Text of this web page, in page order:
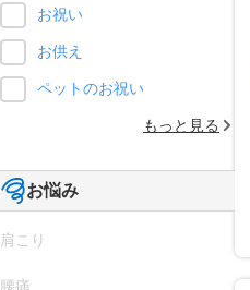
お祝い
お供え
ペットのお祝い
もっと見る
お悩み
肩こり
腰痛